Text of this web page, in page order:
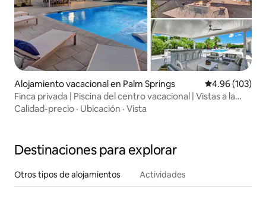
Alojamiento vacacional en Palm Springs Calificación
4.96 (103)
Finca privada | Piscina del centro vacacional | Vistas a la
montaña
Calidad-precio · Ubicación · Vista
Destinaciones para explorar
Otros tipos de alojamientos Actividades